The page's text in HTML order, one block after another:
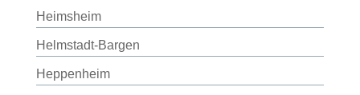
Heimsheim
Helmstadt-Bargen
Heppenheim